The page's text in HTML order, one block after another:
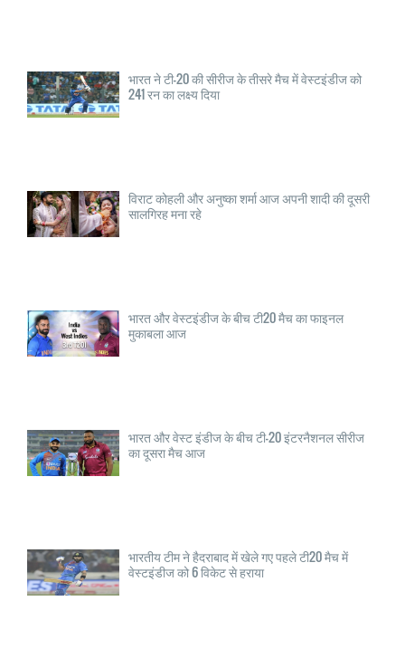
भारत ने टी-20 की सीरीज के तीसरे मैच में वेस्टइंडीज को
241 रन का लक्ष्य दिया
विराट कोहली और अनुष्का शर्मा आज अपनी शादी की दूसरी
सालगिरह मना रहे
भारत और वेस्टइंडीज के बीच टी20 मैच का फाइनल
मुकाबला आज
भारत और वेस्ट इंडीज के बीच टी-20 इंटरनैशनल सीरीज
का दूसरा मैच आज
भारतीय टीम ने हैदराबाद में खेले गए पहले टी20 मैच में
वेस्टइंडीज को 6 विकेट से हराया